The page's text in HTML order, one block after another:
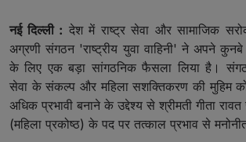
नई दिल्ली : देश में राष्ट्र सेवा और सामाजिक
अग्रणी संगठन 'राष्ट्रीय युवा वाहिनी' ने अपने
के लिए एक बड़ा सांगठनिक फैसला लिया है।
सेवा के संकल्प और महिला सशक्तिकरण की मुहिम
अधिक प्रभावी बनाने के उद्देश्य से श्रीमती गीता रावत
(महिला प्रकोष्ठ) के पद पर तत्काल प्रभाव से